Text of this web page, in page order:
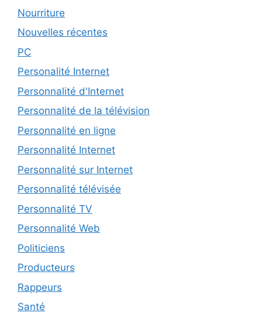
Nourriture
Nouvelles récentes
PC
Personalité Internet
Personnalité d'Internet
Personnalité de la télévision
Personnalité en ligne
Personnalité Internet
Personnalité sur Internet
Personnalité télévisée
Personnalité TV
Personnalité Web
Politiciens
Producteurs
Rappeurs
Santé